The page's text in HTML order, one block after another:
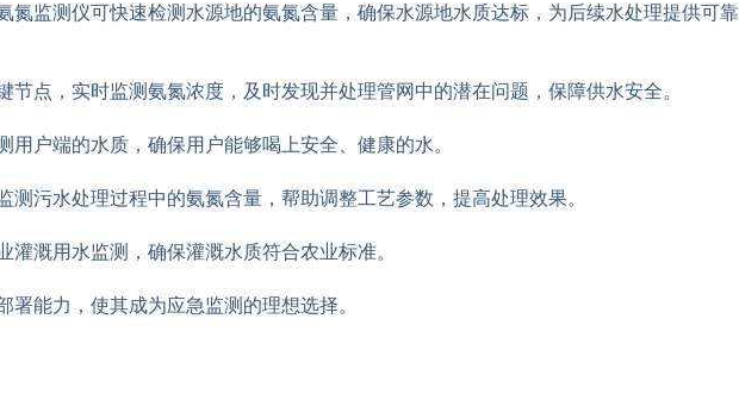
监测仪可快速检测水源地的氨氮含量，确保水源地水质达标，为后续水处理提供可靠
点，实时监测氨氮浓度，及时发现并处理管网中的潜在问题，保障供水安全。
户端的水质，确保用户能够喝上安全、健康的水。
污水处理过程中的氨氮含量，帮助调整工艺参数，提高处理效果。
溉用水监测，确保灌溉水质符合农业标准。
能力，使其成为应急监测的理想选择。